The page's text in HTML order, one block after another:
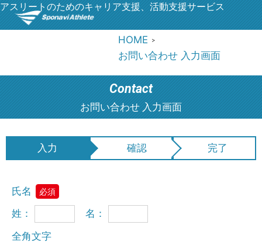
アスリートのためのキャリア支援、活動支援サービス
HOME
お問い合わせ 入力画面
Contact
お問い合わせ 入力画面
入力 確認 完了
氏名 必須
姓：
名：
全角文字